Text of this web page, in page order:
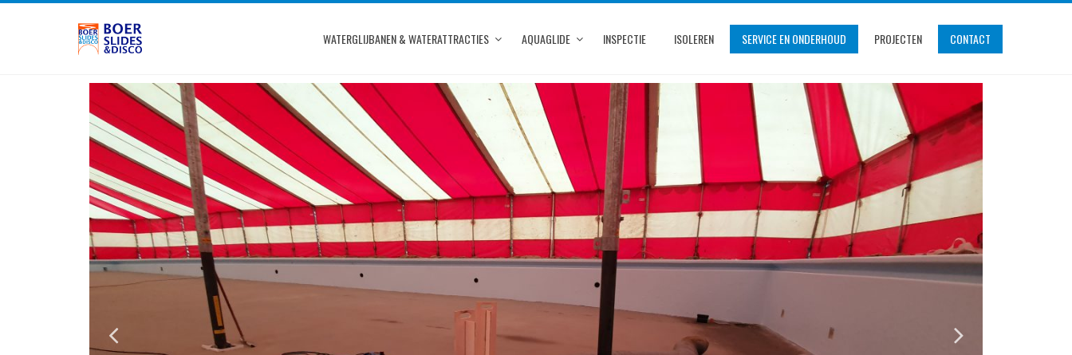
WATERGLIJBANEN & WATERATTRACTIES AQUAGLIDE INSPECTIE ISOLEREN SERVICE EN ONDERHOUD PROJECTEN CONTACT